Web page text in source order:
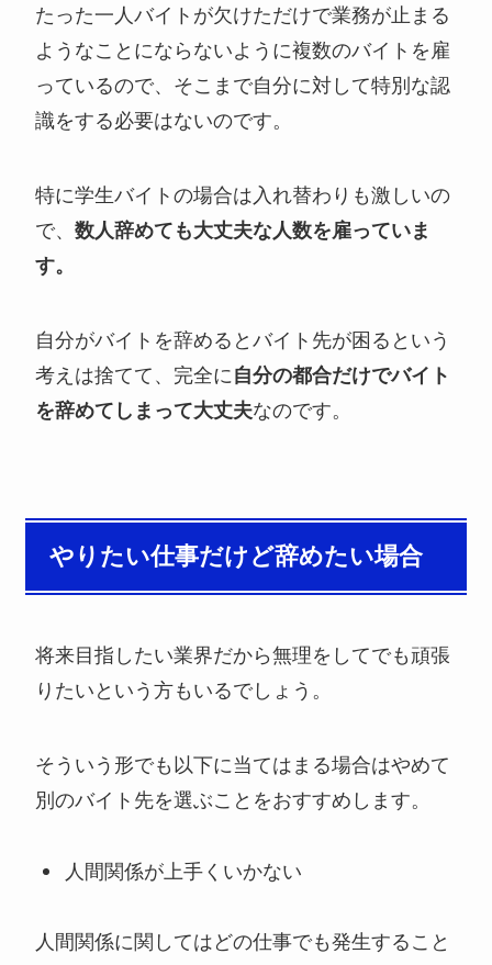
たった一人バイトが欠けただけで業務が止まる
ようなことにならないように複数のバイトを雇
っているので、そこまで自分に対して特別な認
識をする必要はないのです。
特に学生バイトの場合は入れ替わりも激しいの
で、数人辞めても大丈夫な人数を雇っていま
す。
自分がバイトを辞めるとバイト先が困るという
考えは捨てて、完全に 自分の都合だけでバイト
を辞めてしまって大丈夫なのです。
やりたい仕事だけど辞めたい場合
将来目指したい業界だから無理をしてでも頑張
りたいという方もいるでしょう。
そういう形でも以下に当てはまる場合はやめて
別のバイト先を選ぶことをおすすめします。
人間関係が上手くいかない
人間関係に関してはどの仕事でも発生すること